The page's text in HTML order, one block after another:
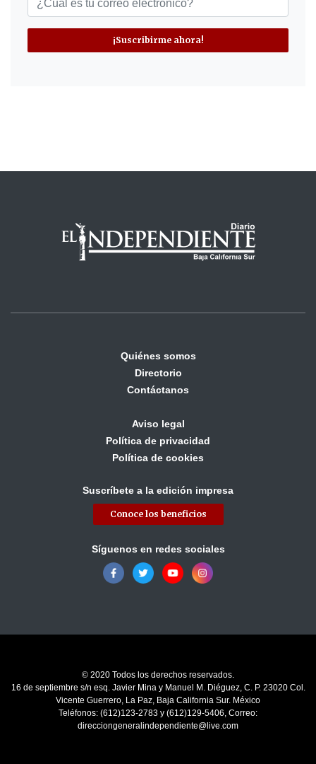
¡Suscribirme ahora!
Quiénes somos
Directorio
Contáctanos
Aviso legal
Política de privacidad
Política de cookies
Suscríbete a la edición impresa
Conoce los beneficios
Síguenos en redes sociales
© 2020 Todos los derechos reservados.
16 de septiembre s/n esq. Javier Mina y Manuel M. Diéguez, C. P. 23020 Col.
Vicente Guerrero, La Paz, Baja California Sur. México
Teléfonos: (612)123-2783 y (612)129-5406, Correo:
direcciongeneralindependiente@live.com